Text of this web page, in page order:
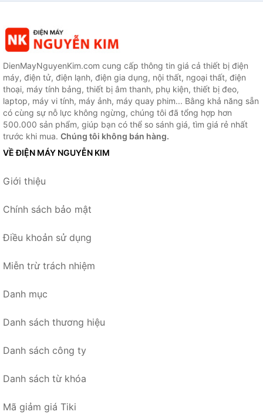
DienMayNguyenKim.com cung cấp thông tin giá cả thiết bị điện
máy, điện tử, điện lạnh, điện gia dụng, nội thất, ngoại thất, điện
thoại, máy tính bảng, thiết bị âm thanh, phụ kiện, thiết bị đeo,
laptop, máy vi tính, máy ảnh, máy quay phim... Bằng khả năng sẵn
có cùng sự nỗ lực không ngừng, chúng tôi đã tổng hợp hơn
500.000 sản phẩm, giúp bạn có thể so sánh giá, tìm giá rẻ nhất
trước khi mua. Chúng tôi không bán hàng.
VỀ ĐIỆN MÁY NGUYỄN KIM
Giới thiệu
Chính sách bảo mật
Điều khoản sử dụng
Miễn trừ trách nhiệm
Danh mục
Danh sách thương hiệu
Danh sách công ty
Danh sách từ khóa
Mã giảm giá Tiki